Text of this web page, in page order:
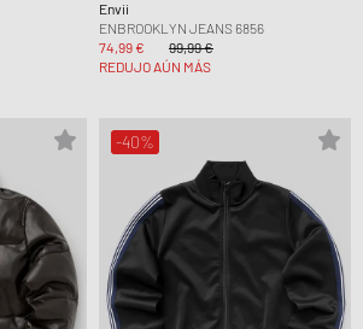
Envii
ENBROOKLYN JEANS 6856
74,99 €
99,99 €
REDUJO AÚN MÁS
-40%